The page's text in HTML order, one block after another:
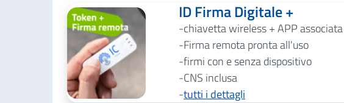
ID Firma Digitale +
chiavetta wireless + APP associata
Firma remota pronta all'uso
firmi con e senza dispositivo
CNS inclusa
tutti i dettagli